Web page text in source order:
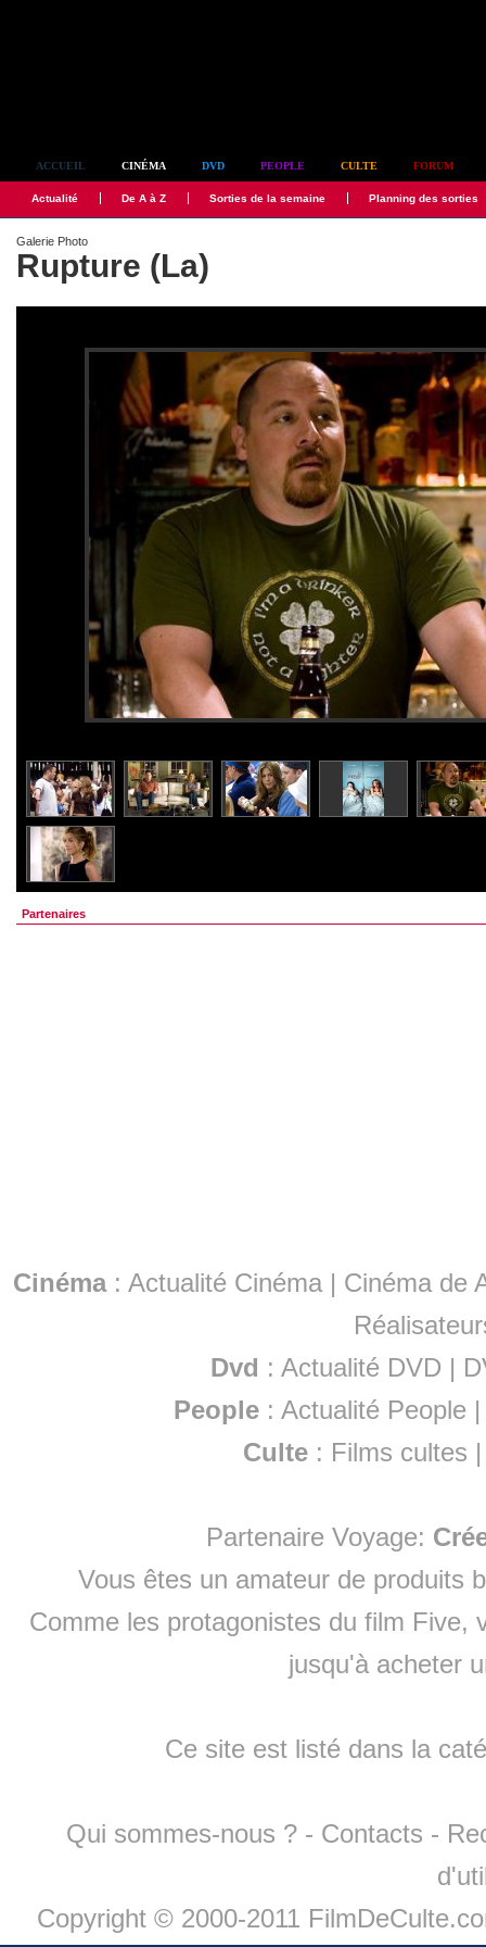
ACCUEIL CINÉMA DVD PEOPLE CULTE FORUM
Actualité De A à Z Sorties de la semaine Planning des sorties
Galerie Photo
Rupture (La)
Partenaires
Cinéma: Actualité Cinéma | Cinéma de
Dvd : Actualité DVD |
People :Actualité People
Culte : Films cultes
Partenaire Voyage:
Vous êtes un amateur de produits
Comme les protagonistes du film Five,
jusqu'à acheter
Ce site est listé dans la
Qui sommes-nous ? - Contacts -
Copyright © 2000-2011